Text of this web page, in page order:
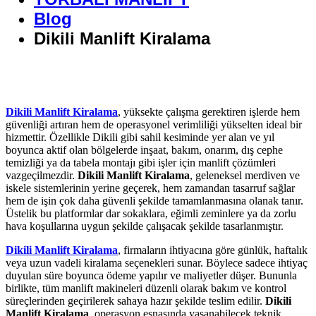
Blog
Dikili Manlift Kiralama
Dikili Manlift Kiralama, yüksekte çalışma gerektiren işlerde hem
güvenliği artıran hem de operasyonel verimliliği yükselten ideal bir
hizmettir. Özellikle Dikili gibi sahil kesiminde yer alan ve yıl
boyunca aktif olan bölgelerde inşaat, bakım, onarım, dış cephe
temizliği ya da tabela montajı gibi işler için manlift çözümleri
vazgeçilmezdir. Dikili Manlift Kiralama, geleneksel merdiven ve
iskele sistemlerinin yerine geçerek, hem zamandan tasarruf sağlar
hem de işin çok daha güvenli şekilde tamamlanmasına olanak tanır.
Üstelik bu platformlar dar sokaklara, eğimli zeminlere ya da zorlu
hava koşullarına uygun şekilde çalışacak şekilde tasarlanmıştır.
Dikili Manlift Kiralama, firmaların ihtiyacına göre günlük, haftalık
veya uzun vadeli kiralama seçenekleri sunar. Böylece sadece ihtiyaç
duyulan süre boyunca ödeme yapılır ve maliyetler düşer. Bununla
birlikte, tüm manlift makineleri düzenli olarak bakım ve kontrol
süreçlerinden geçirilerek sahaya hazır şekilde teslim edilir. Dikili
Manlift Kiralama , operasyon esnasında yaşanabilecek teknik